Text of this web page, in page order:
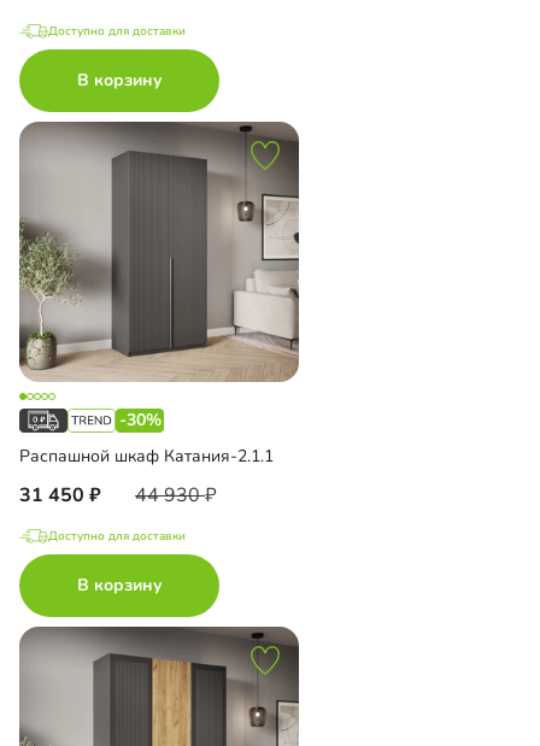
Доступно для доставки
В корзину
-30%
Распашной шкаф Катания-2.1.1
31 450 44 930
Доступно для доставки
В корзину